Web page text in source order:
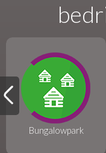
Bungalowpark